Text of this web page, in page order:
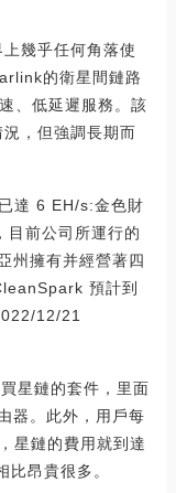
幾乎任何角落使
的衛星間鏈路
、低延遲服務。該
，但強調長期而
達 6 EH/s:金色財
前公司所運行的
州擁有并經營著四
預計到
12/21
星鏈的套件，里面
器。此外，用戶每
星鏈的費用就到達
昂貴很多。